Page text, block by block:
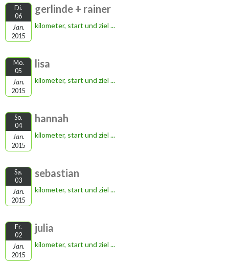
Di.
06
Jan.
2015
gerlinde + rainer
kilometer, start und ziel ...
Mo.
05
Jan.
2015
lisa
kilometer, start und ziel ...
So.
04
Jan.
2015
hannah
kilometer, start und ziel ...
Sa.
03
Jan.
2015
sebastian
kilometer, start und ziel ...
Fr.
02
Jan.
2015
julia
kilometer, start und ziel ...